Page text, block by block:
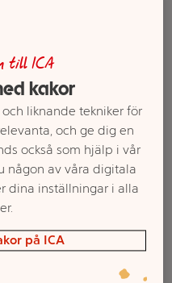
handla
till ICA
kakor
liknande tekniker för
och ge dig en
också som hjälp i vår
någon av våra digitala
dina inställningar i alla
på ICA